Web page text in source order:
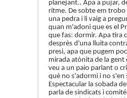
planejant.. Apa a pujar,
ritme. De sobte em trobo
una pedra i li vaig a
quan m'adoni que es el
que fas: dormir. Apa tira
desprès d'una lluita
presi, apa que pugem
mirada atònita de la gent
veu a un paio parlant o
què no s'adormi i no
Espectacular la sobada
parla de sindicats i